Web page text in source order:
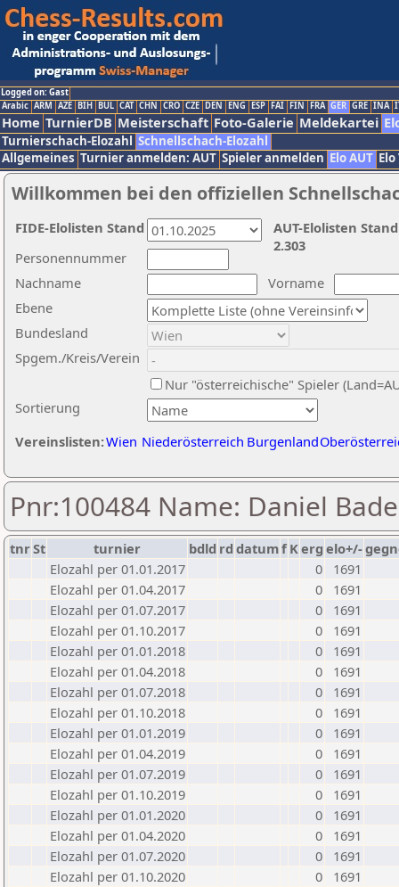
Logged on: Gast
Arabic ARM AZE BIH BUL CAT CHN CRO CZE DEN ENG ESP FAI FIN FRA GER GRE INA
Home TurnierDB Meisterschaft Foto-Galerie Meldekartei
Turnierschach-Elozahl Schnellschach-Elozahl
Allgemeines Turnier anmelden: AUT Spieler anmelden Elo AUT
Willkommen bei den offiziellen
Nachname
Vorname
Ebene
Sortierung
Personennummer
Bundesland
Spgem./Kreis/Verein
Nur "österreichische" Spieler
Vereinslisten:Wien Niederösterreich Burgenland
AUT-Elolisten
2.303
FIDE-Elolisten Stand
Pnr:100484 Name: Daniel
tnrSt turnier bdld rd datumf Kerg elo+/-
Elozahl per 01.01.2017
0
1691
Elozahl per 01.04.2017
0
1691
Elozahl per 01.07.2017
0
1691
Elozahl per 01.10.2017
0
1691
Elozahl per 01.01.2018
0
1691
Elozahl per 01.04.2018
0
1691
Elozahl per 01.07.2018
0
1691
Elozahl per 01.10.2018
0
1691
Elozahl per 01.01.2019
0
1691
Elozahl per 01.04.2019
0
1691
Elozahl per 01.07.2019
0
1691
Elozahl per 01.10.2019
0
1691
Elozahl per 01.01.2020
0
1691
Elozahl per 01.04.2020
0
1691
Elozahl per 01.07.2020
0
1691
Elozahl per 01.10.2020
0
1691